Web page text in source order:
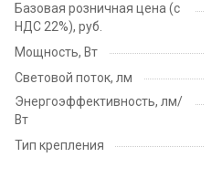
Базовая розничная цена (с
НДС 22%), руб.
Мощность, Вт
Световой поток, лм
Энергоэффективность, лм/
Вт
Тип крепления